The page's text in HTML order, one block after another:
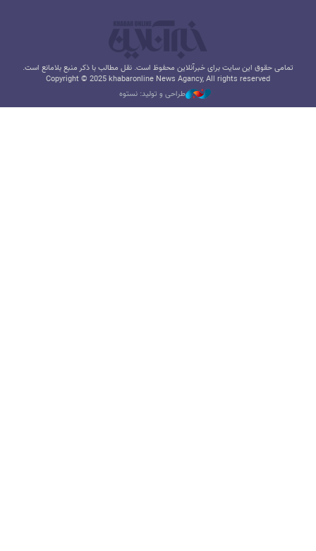
تمامی حقوق این سایت برای خبرآنلاین محفوظ است. نقل مطالب با ذکر منبع بلامانع است.
Copyright © 2025 khabaronline News Agancy, All rights reserved
طراحی و تولید: نستوه